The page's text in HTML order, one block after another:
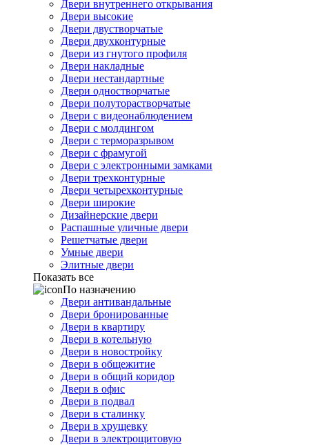
Двери внутреннего открывания
Двери высокие
Двери двустворчатые
Двери двухконтурные
Двери из гнутого профиля
Двери накладные
Двери нестандартные
Двери одностворчатые
Двери полуторастворчатые
Двери с видеонаблюдением
Двери с молдингом
Двери с терморазрывом
Двери с фрамугой
Двери с электронными замками
Двери трехконтурные
Двери четырехконтурные
Двери широкие
Дизайнерские двери
Распашные уличные двери
Решетчатые двери
Умные двери
Элитные двери
Показать все
По назначению
Двери антивандальные
Двери бронированные
Двери в квартиру
Двери в котельную
Двери в новостройку
Двери в общежитие
Двери в общий коридор
Двери в офис
Двери в подвал
Двери в сталинку
Двери в хрущевку
Двери в электрощитовую